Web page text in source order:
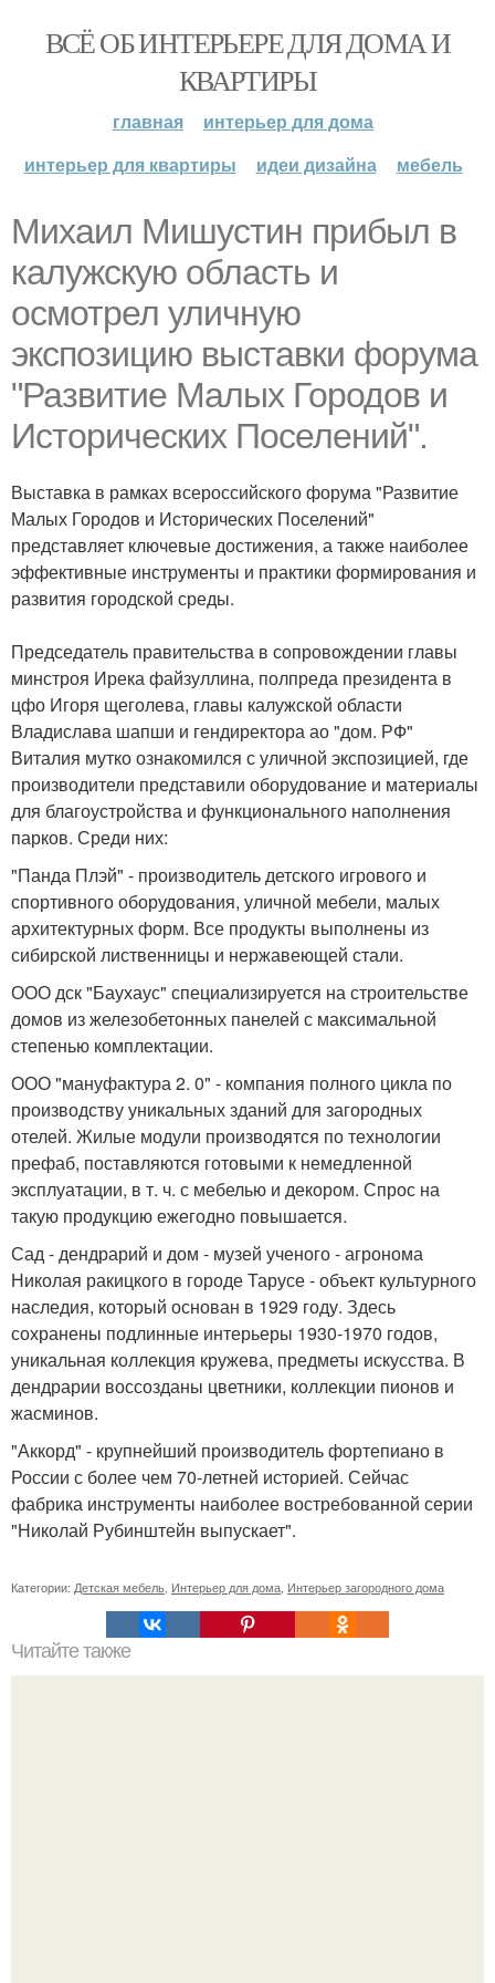
ВСЁ ОБ ИНТЕРЬЕРЕ ДЛЯ ДОМА И
КВАРТИРЫ
главная
интерьер для дома
интерьер для квартиры
идеи дизайна мебель
Михаил Мишустин прибыл в
калужскую область и
осмотрел уличную
экспозицию выставки форума
"Развитие Малых Городов и
Исторических Поселений".
Выставка в рамках всероссийского форума "Развитие
Малых Городов и Исторических Поселений"
представляет ключевые достижения, а также наиболее
эффективные инструменты и практики формирования и
развития городской среды.
Председатель правительства в сопровождении главы
минстроя Ирека файзуллина, полпреда президента в
цфо Игоря щеголева, главы калужской области
Владислава шапши и гендиректора ао "дом. РФ"
Виталия мутко ознакомился с уличной экспозицией, где
производители представили оборудование и материалы
для благоустройства и функционального наполнения
парков. Среди них:
"Панда Плэй" - производитель детского игрового и
спортивного оборудования, уличной мебели, малых
архитектурных форм. Все продукты выполнены из
сибирской лиственницы и нержавеющей стали.
ООО дск "Баухаус" специализируется на строительстве
домов из железобетонных панелей с максимальной
степенью комплектации.
ООО "мануфактура 2. 0" - компания полного цикла по
производству уникальных зданий для загородных
отелей. Жилые модули производятся по технологии
префаб, поставляются готовыми к немедленной
эксплуатации, в т. ч. с мебелью и декором. Спрос на
такую продукцию ежегодно повышается.
Сад - дендрарий и дом - музей ученого - агронома
Николая ракицкого в городе Тарусе - объект культурного
наследия, который основан в 1929 году. Здесь
сохранены подлинные интерьеры 1930-1970 годов,
уникальная коллекция кружева, предметы искусства. В
дендрарии воссозданы цветники, коллекции пионов и
жасминов.
"Аккорд" - крупнейший производитель фортепиано в
России с более чем 70-летней историей. Сейчас
фабрика инструменты наиболее востребованной серии
"Николай Рубинштейн выпускает".
Категории: Детская мебель Интерьер для дома Интерьер загородного дома
Читайте также